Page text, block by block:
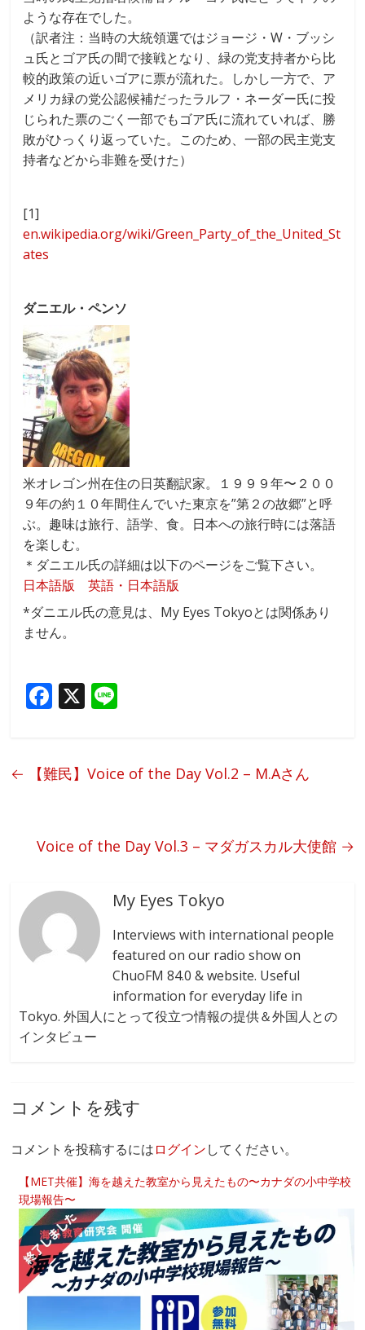
ような存在でした。
（訳者注：当時の大統領選ではジョージ・W・ブッシ
ュ氏とゴア氏の間で接戦となり、緑の党支持者から比
較的政策の近いゴアに票が流れた。しかし一方で、ア
メリカ緑の党公認候補だったラルフ・ネーダー氏に投
じられた票のごく一部でもゴア氏に流れていれば、勝
敗がひっくり返っていた。このため、一部の民主党支
持者などから非難を受けた）
[1]
en.wikipedia.org/wiki/Green_Party_of_the_United_St
ates
ダニエル・ペンソ
米オレゴン州在住の日英翻訳家。１９９９年〜２００
９年の約１０年間住んでいた東京を”第２の故郷”と呼
ぶ。趣味は旅行、語学、食。日本への旅行時には落語
を楽しむ。
＊ダニエル氏の詳細は以下のページをご覧下さい。
日本語版
英語・日本語版
*ダニエル氏の意見は、My Eyes Tokyoとは関係あり
ません。
F
ac
b
k
X
← 【難民】Voice of the Day Vol.2 – M.Aさん
Voice of the Day Vol.3 – マダガスカル大使館 →
My Eyes Tokyo
Interviews with international people
featured on our radio show on
ChuoFM 84.0 & website. Useful
information for everyday life in
Tokyo. 外国人にとって役立つ情報の提供＆外国人との
インタビュー
コメントを残す
コメントを投稿するにはログインしてください。
【MET共催】海を越えた教室から見えたもの〜カナダの小中学校
現場報告〜